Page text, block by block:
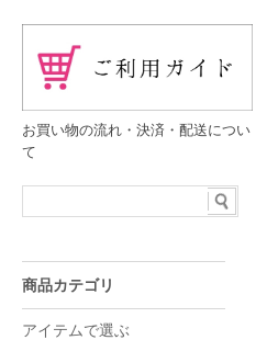
お買い物の流れ・決済・配送につい
て
商品カテゴリ
アイテムで選ぶ